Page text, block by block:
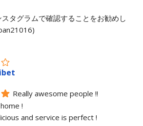
タグラムで確認することをお勧めし
Really awesome people !!
!
and service is perfect !